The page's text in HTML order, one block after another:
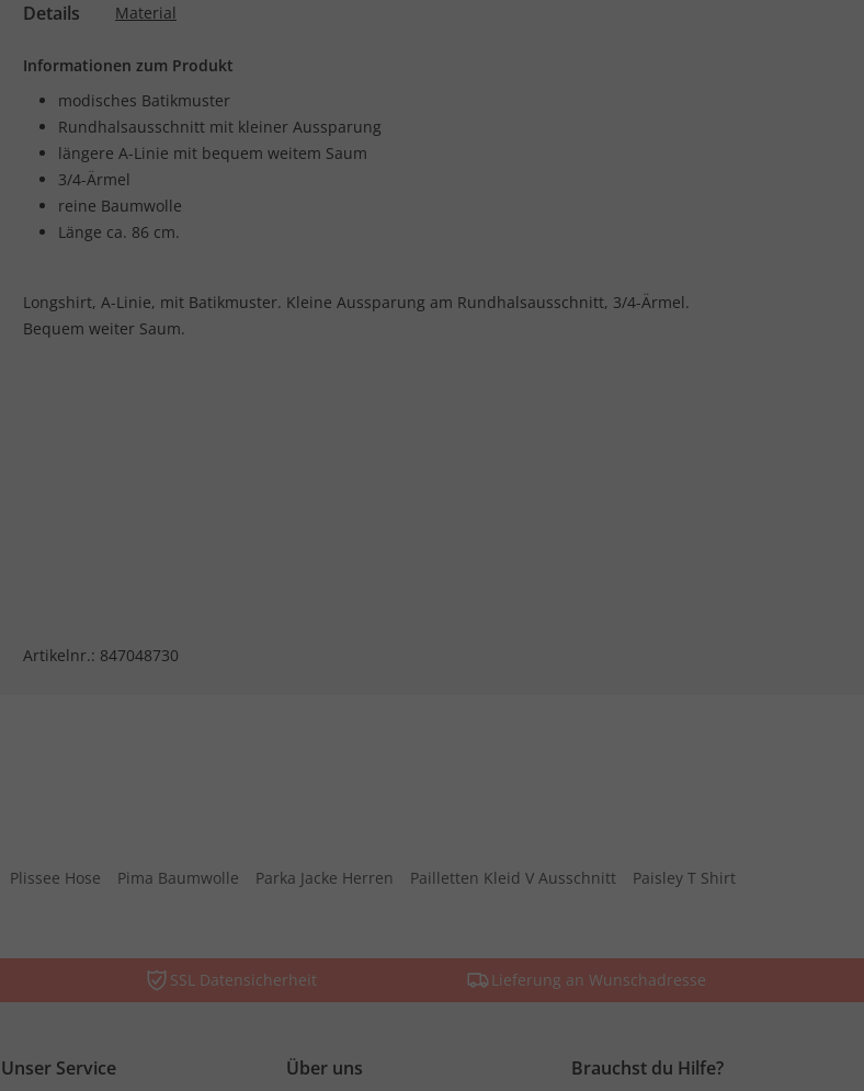
Details Material
Informationen zum Produkt
modisches Batikmuster
Rundhalsausschnitt mit kleiner Aussparung
längere A-Linie mit bequem weitem Saum
3/4-Ärmel
reine Baumwolle
Länge ca. 86 cm.
Longshirt, A-Linie, mit Batikmuster. Kleine Aussparung am Rundhalsausschnitt, 3/4-Ärmel.
Bequem weiter Saum.
Artikelnr.: 847048730
Plissee Hose Pima Baumwolle Parka Jacke Herren Pailletten Kleid V Ausschnitt
Paisley T Shirt
SSL Datensicherheit Lieferung an Wunschadresse
Unser Service Über uns Brauchst du Hilfe?